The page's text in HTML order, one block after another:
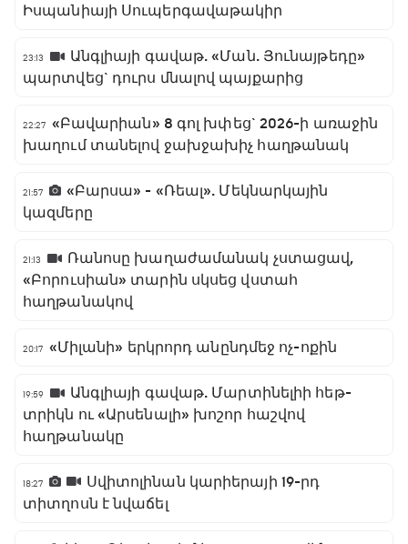
Իսպանիայի Սուպերգավաթակիր
23:13
Անգլիայի գավաթ. «Ման. Յունայթեդը»
պարտվեց` դուրս մնալով պայքարից
22:27 «Բավարիան» 8 գոլ խփեց` 2026-ի առաջին
խաղում տանելով ջախջախիչ հաղթանակ
21:57
«Բարսա» - «Ռեալ». Մեկնարկային
կազմերը
21:13
Ռանոսը խաղաժամանակ չստացավ,
«Բորուսիան» տարին սկսեց վստահ
հաղթանակով
20:17 «Միլանի» երկրորդ անընդմեջ ոչ-ոքին
19:59
Անգլիայի գավաթ. Մարտինելիի հեթ-
տրիկն ու «Արսենալի» խոշոր հաշվով
հաղթանակը
18:27
Սվիտոլինան կարիերայի 19-րդ
տիտղոսն է նվաճել